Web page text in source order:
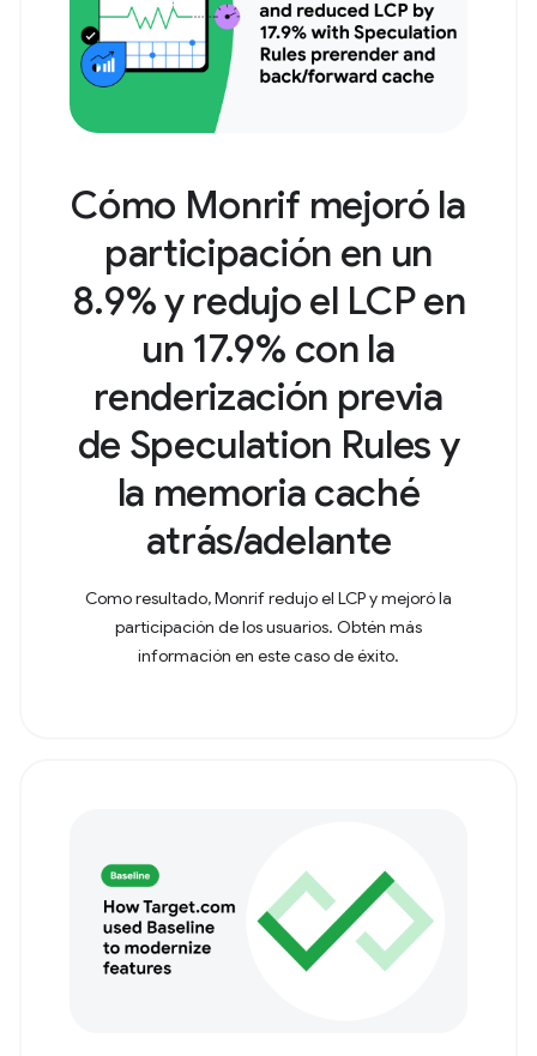
Cómo Monrif mejoró la
participación en un
8.9% y redujo el LCP en
un 17.9% con la
renderización previa
de Speculation Rules y
la memoria caché
atrás/adelante
Como resultado, Monrif redujo el LCP y mejoró la
participación de los usuarios. Obtén más
información en este caso de éxito.